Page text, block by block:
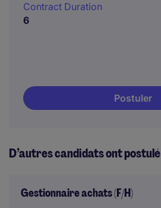
Contract Duration
6
Postuler
D’autres candidats ont postulé
Gestionnaire achats (F/H)